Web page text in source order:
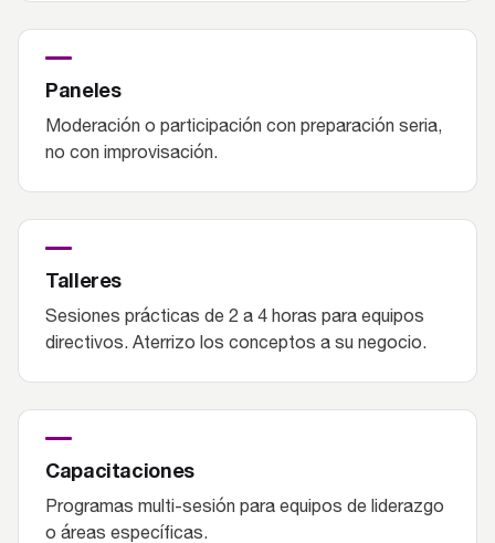
Paneles
Moderación o participación con preparación seria,
no con improvisación.
Talleres
Sesiones prácticas de 2 a 4 horas para equipos
directivos. Aterrizo los conceptos a su negocio.
Capacitaciones
Programas multi-sesión para equipos de liderazgo
o áreas específicas.